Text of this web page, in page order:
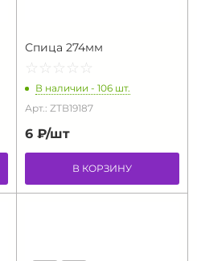
Спица 274мм
☆ ☆ ☆ ☆ ☆
★ ★ ★ ★ ★
В наличии - 106 шт.
Арт.: ZTB19187
6 ₽/шт
В КОРЗИНУ